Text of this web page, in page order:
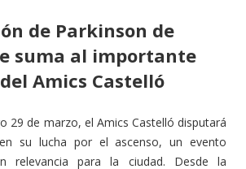
de Parkinson de
suma al importante
Amics Castelló
29 de marzo, el Amics Castelló disputará
su lucha por el ascenso, un evento
relevancia para la ciudad. Desde la